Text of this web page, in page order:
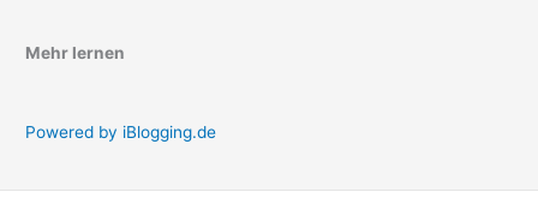
Mehr lernen
Powered by iBlogging.de